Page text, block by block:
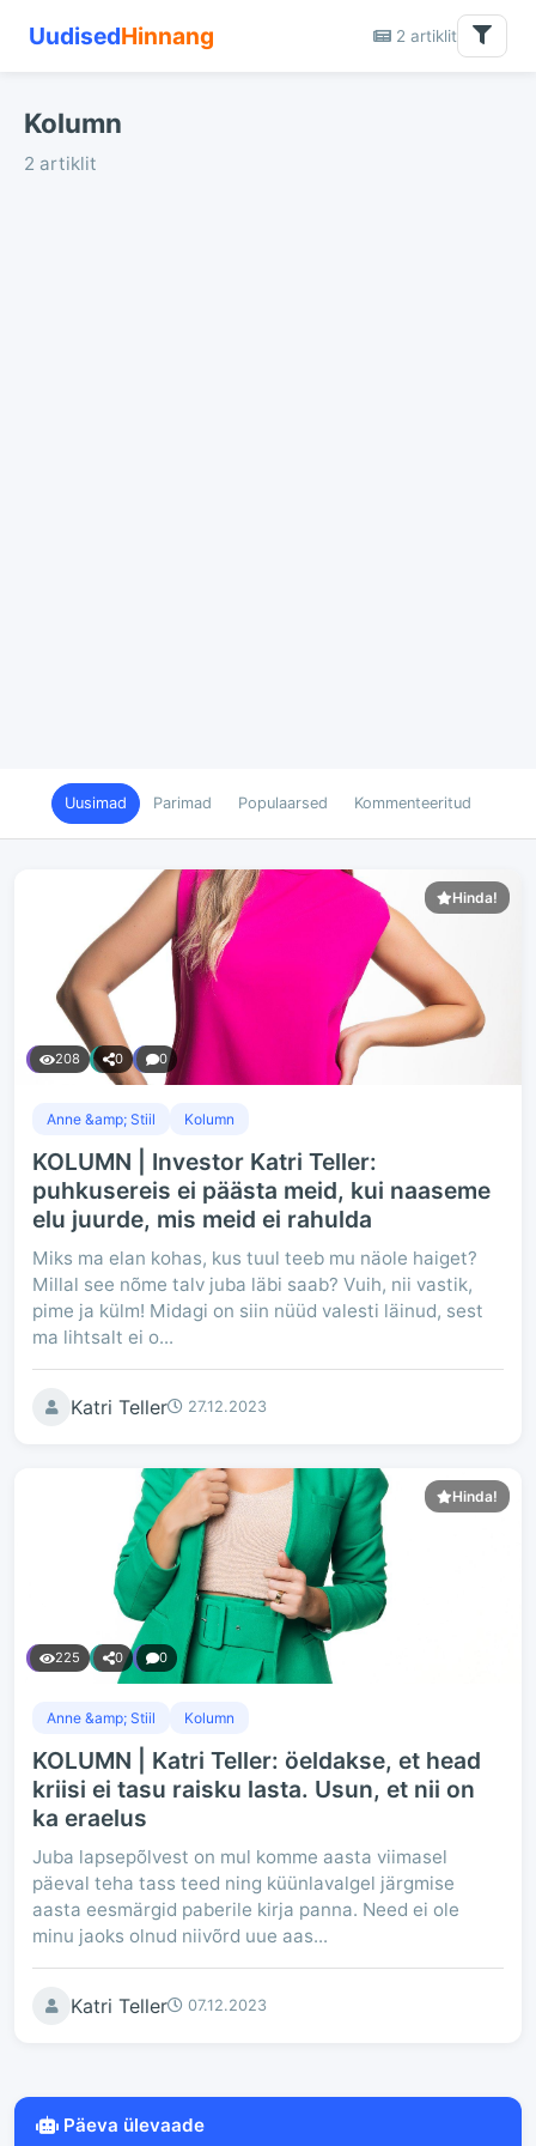
UudisedHinnang 2 artiklit
Kolumn
2 artiklit
Uusimad Parimad Populaarsed Kommenteeritud
Hinda!
208 0 0
Anne &amp; Stiil Kolumn
KOLUMN | Investor Katri Teller:
puhkusereis ei päästa meid, kui naaseme
elu juurde, mis meid ei rahulda
Miks ma elan kohas, kus tuul teeb mu näole haiget?
Millal see nõme talv juba läbi saab? Vuih, nii vastik,
pime ja külm! Midagi on siin nüüd valesti läinud, sest
ma lihtsalt ei o...
Katri Teller 27.12.2023
Hinda!
225 0 0
Anne &amp; Stiil Kolumn
KOLUMN | Katri Teller: öeldakse, et head
kriisi ei tasu raisku lasta. Usun, et nii on
ka eraelus
Juba lapsepõlvest on mul komme aasta viimasel
päeval teha tass teed ning küünlavalgel järgmise
aasta eesmärgid paberile kirja panna. Need ei ole
minu jaoks olnud niivõrd uue aas...
Katri Teller 07.12.2023
Päeva ülevaade